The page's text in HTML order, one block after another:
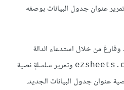
عنوان جدول البيانات بوصفه
من خلال استدعاء الدالة
وتمرير سلسلةٍ نصية
عنوان جدول البيانات الجديد.